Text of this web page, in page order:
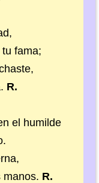
fama;
R.
el humilde
manos. R.